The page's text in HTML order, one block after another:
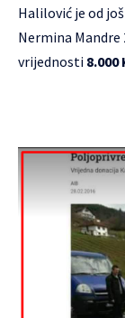
Halilović je od
Nermina
vrijednosti 8.000